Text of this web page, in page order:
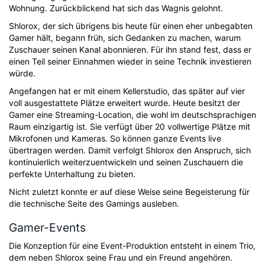
Wohnung. Zurückblickend hat sich das Wagnis gelohnt.
Shlorox, der sich übrigens bis heute für einen eher unbegabten
Gamer hält, begann früh, sich Gedanken zu machen, warum
Zuschauer seinen Kanal abonnieren. Für ihn stand fest, dass er
einen Teil seiner Einnahmen wieder in seine Technik investieren
würde.
Angefangen hat er mit einem Kellerstudio, das später auf vier
voll ausgestattete Plätze erweitert wurde. Heute besitzt der
Gamer eine Streaming-Location, die wohl im deutschsprachigen
Raum einzigartig ist. Sie verfügt über 20 vollwertige Plätze mit
Mikrofonen und Kameras. So können ganze Events live
übertragen werden. Damit verfolgt Shlorox den Anspruch, sich
kontinuierlich weiterzuentwickeln und seinen Zuschauern die
perfekte Unterhaltung zu bieten.
Nicht zuletzt konnte er auf diese Weise seine Begeisterung für
die technische Seite des Gamings ausleben.
Gamer-Events
Die Konzeption für eine Event-Produktion entsteht in einem Trio,
dem neben Shlorox seine Frau und ein Freund angehören.